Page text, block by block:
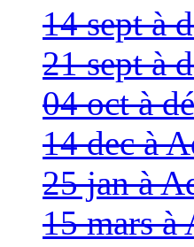
14 sept à
21 sept à
04 oct à
14 dec à
25 jan à
15 mars à